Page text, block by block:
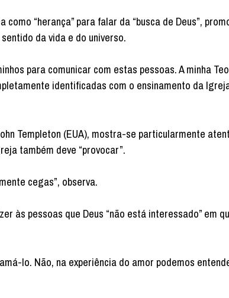
“herança” para falar da “busca de Deus”,
da vida e do universo.
para comunicar com estas pessoas. A minha
identificadas com o ensinamento da
Templeton (EUA), mostra-se particularmente
também deve “provocar”.
cegas”, observa.
às pessoas que Deus “não está interessado” em
lo. Não, na experiência do amor podemos